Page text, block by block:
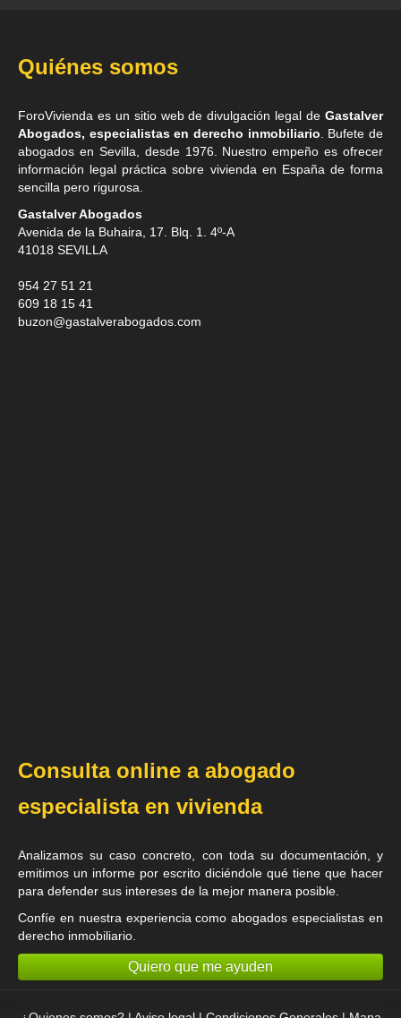
Quiénes somos
ForoVivienda es un sitio web de divulgación legal de Gastalver
Abogados, especialistas en derecho inmobiliario . Bufete de
abogados en Sevilla , desde 1976. Nuestro empeño es ofrecer
información legal práctica sobre vivienda en España de forma
sencilla pero rigurosa.
Gastalver Abogados
Avenida de la Buhaira, 17. Blq. 1. 4º-A
41018 SEVILLA
954 27 51 21
609 18 15 41
buzon@gastalverabogados.com
Consulta online a abogado
especialista en vivienda
Analizamos su caso concreto, con toda su documentación, y
emitimos un informe por escrito diciéndole qué tiene que hacer
para defender sus intereses de la mejor manera posible.
Confíe en nuestra experiencia comoabogados especialistas en
derecho inmobiliario
Quiero que me ayuden